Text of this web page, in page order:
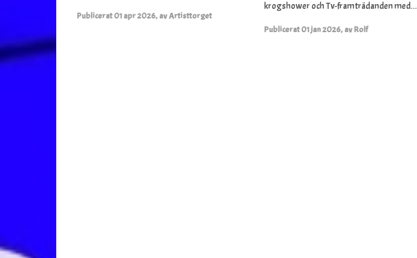
Publicerat01 apr 2026,avArtisttorget
krogshower och Tv-framträdanden med...
Publicerat01 jan 2026,avRolf